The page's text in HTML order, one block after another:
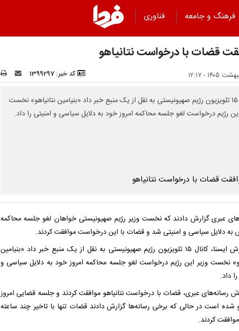
فرهنگ و جامعه فناوری
قضات با درخواست نتانیاهو
کد خبر: 1399297
کانال ۱۵ تلویزیون رژیم صهیونیستی به نقل از یک منبع خبر داد «بنیامین نتانیاهو» نخست
رژیم درخواست لغو جلسه محاکمه امروز خود به دلایل سیاسی و امنیتی را داد.
عبری گزارش دادند که نخست وزیر رژیم صهیونیستی خواهان لغو جلسه محاکمه
به دلایل سیاسی و امنیتی شد و قضات با این درخواست موافقت کردند.
به گزارش ایسنا، کانال ۱۵ تلویزیون رژیم صهیونیستی به نقل از یک منبع خبر داد «بنیامین
نخست وزیر این رژیم درخواست لغو جلسه محاکمه امروز خود به دلایل سیاسی و
داد.
رسانه‌های عبری، قضات با درخواست نتانیاهو موافقت کردند و جلسه قضایی امروز
شده است در حالی که برخی رسانه‌ها گزارش دادند قضات تنها با تاخیر چند ساعته
کردند.